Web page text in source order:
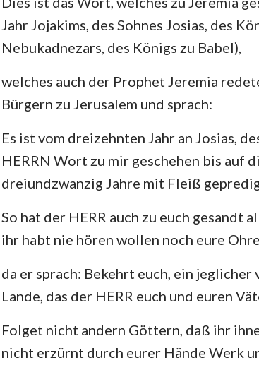
5. Mose Josua
1. Chronik 2. Chronik
Esra Nehemia
Esther Hiob
Psalm Sprüche
Prediger Hohelied
29
30
36
37
43
44
50
Jahr Jojakims, des Sohnes Josias, des
Nebukadnezars, des Königs zu Babel),
welches auch der Prophet Jeremia
Bürgern zu Jerusalem und sprach:
Es ist vom dreizehnten Jahr an Josias,
HERRN Wort zu mir geschehen bis auf
dreiundzwanzig Jahre mit Fleiß
So hat der HERR auch zu euch gesandt
ihr habt nie hören wollen noch eure
da er sprach: Bekehrt euch, ein
Lande, das der HERR euch und euren
Folget nicht andern Göttern, daß ihr
nicht erzürnt durch eurer Hände Werk